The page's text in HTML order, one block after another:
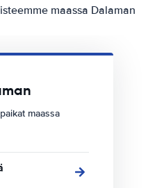
maassa Dalaman
maassa